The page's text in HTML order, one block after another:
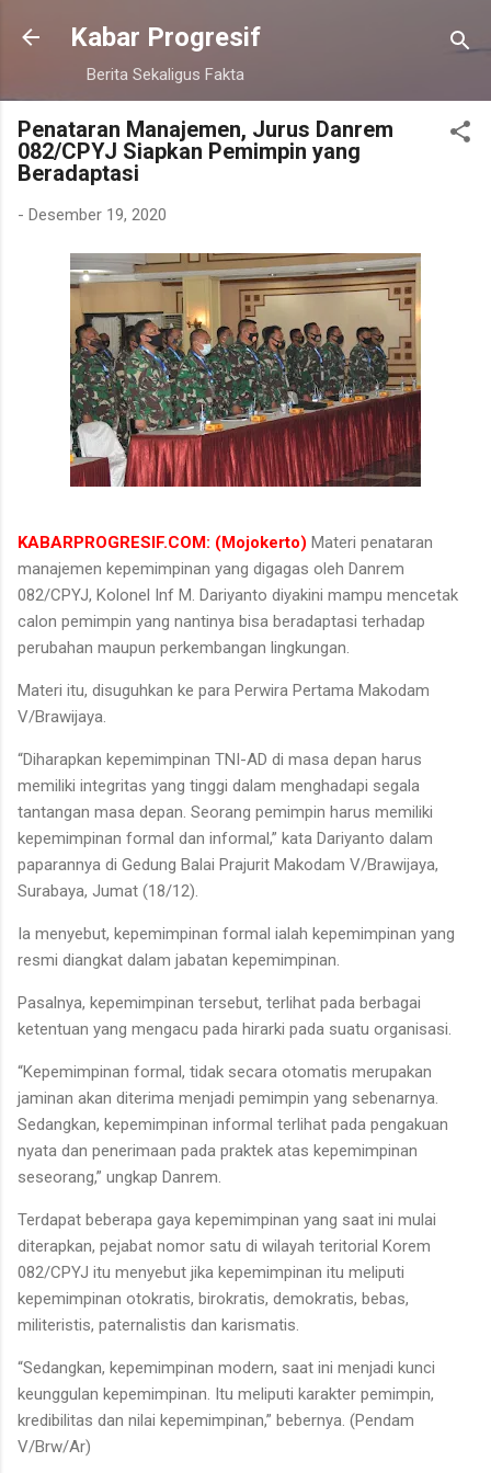
Langsung ke konten utama
Kabar Progresif
Berita Sekaligus Fakta
Penataran Manajemen, Jurus Danrem
082/CPYJ Siapkan Pemimpin yang
Beradaptasi
- Desember 19, 2020
KABARPROGRESIF.COM: (Mojokerto) Materi penataran
manajemen kepemimpinan yang digagas oleh Danrem
082/CPYJ, Kolonel Inf M. Dariyanto diyakini mampu mencetak
calon pemimpin yang nantinya bisa beradaptasi terhadap
perubahan maupun perkembangan lingkungan.
Materi itu, disuguhkan ke para Perwira Pertama Makodam
V/Brawijaya.
“Diharapkan kepemimpinan TNI-AD di masa depan harus
memiliki integritas yang tinggi dalam menghadapi segala
tantangan masa depan. Seorang pemimpin harus memiliki
kepemimpinan formal dan informal,” kata Dariyanto dalam
paparannya di Gedung Balai Prajurit Makodam V/Brawijaya,
Surabaya, Jumat (18/12).
Ia menyebut, kepemimpinan formal ialah kepemimpinan yang
resmi diangkat dalam jabatan kepemimpinan.
Pasalnya, kepemimpinan tersebut, terlihat pada berbagai
ketentuan yang mengacu pada hirarki pada suatu organisasi.
“Kepemimpinan formal, tidak secara otomatis merupakan
jaminan akan diterima menjadi pemimpin yang sebenarnya.
Sedangkan, kepemimpinan informal terlihat pada pengakuan
nyata dan penerimaan pada praktek atas kepemimpinan
seseorang,” ungkap Danrem.
Terdapat beberapa gaya kepemimpinan yang saat ini mulai
diterapkan, pejabat nomor satu di wilayah teritorial Korem
082/CPYJ itu menyebut jika kepemimpinan itu meliputi
kepemimpinan otokratis, birokratis, demokratis, bebas,
militeristis, paternalistis dan karismatis.
“Sedangkan, kepemimpinan modern, saat ini menjadi kunci
keunggulan kepemimpinan. Itu meliputi karakter pemimpin,
kredibilitas dan nilai kepemimpinan,” bebernya. (Pendam
V/Brw/Ar)